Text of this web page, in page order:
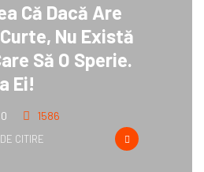
Că Dacă Are
Nu Există
Să O Sperie.
Ei!
0 1586
CITIRE